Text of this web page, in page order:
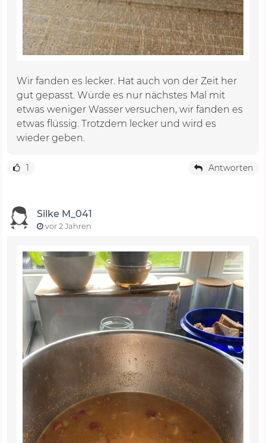
Wir fanden es lecker. Hat auch von der Zeit her
gut gepasst. Würde es nur nächstes Mal mit
etwas weniger Wasser versuchen, wir fanden es
etwas flüssig. Trotzdem lecker und wird es
wieder geben.
1 Antworten
Silke M_041
vor 2 Jahren